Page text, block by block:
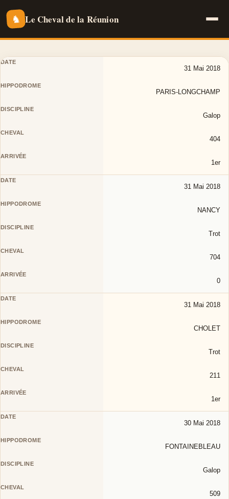
♞ Le Cheval de la Réunion
31 Mai 2018
PARIS-LONGCHAMP
Galop
404
1er
31 Mai 2018
NANCY
Trot
704
0
31 Mai 2018
CHOLET
Trot
211
1er
30 Mai 2018
FONTAINEBLEAU
Galop
509